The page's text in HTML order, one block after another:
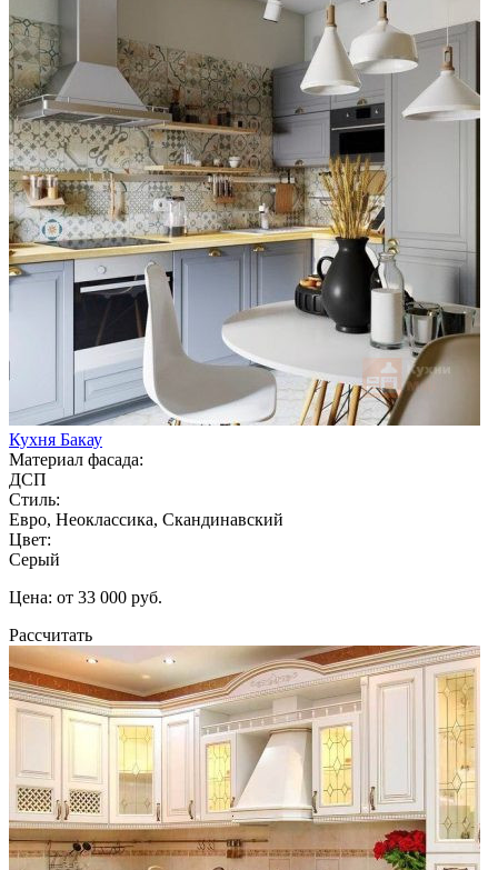
Кухня Бакау
Материал фасада:
ДСП
Стиль:
Евро, Неоклассика, Скандинавский
Цвет:
Серый
Цена: от 33 000 руб.
Рассчитать